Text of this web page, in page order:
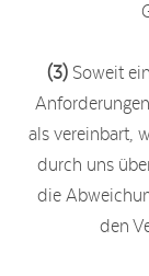
(3) Soweit
als vereinbart,
durch uns
die
den